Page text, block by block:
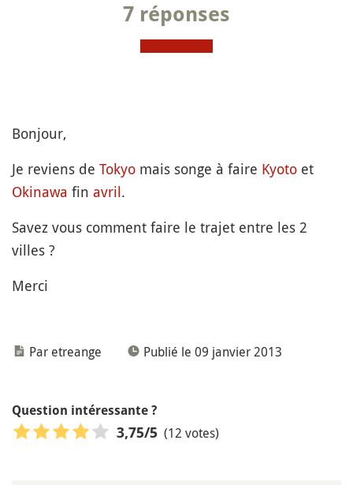
7 réponses
Bonjour,
Je reviens de Tokyo mais songe à faire Kyoto et
Okinawa fin avril.
Savez vous comment faire le trajet entre les 2
villes ?
Merci
Par etreange Publié le 09 janvier 2013
Question intéressante ?
3,75/5 (12 votes)